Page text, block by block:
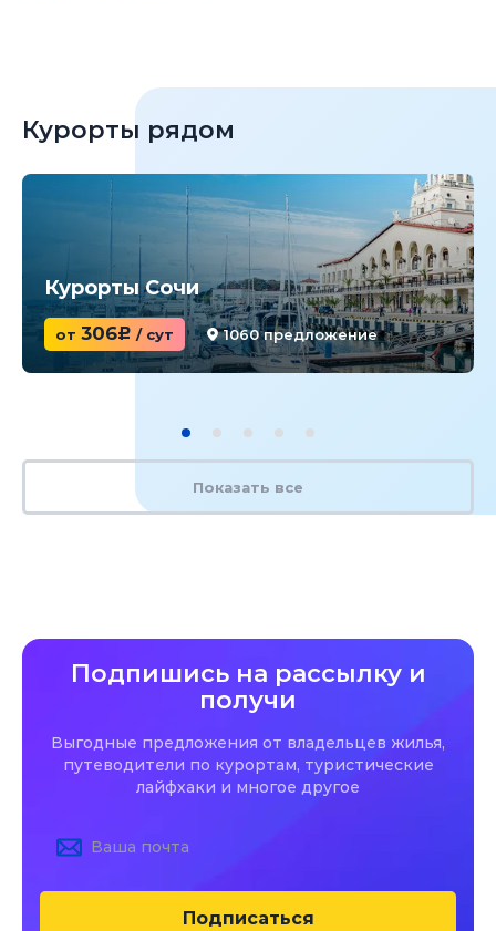
Курорты рядом
Курорты Сочи
от 306c / сут 1060 предложение
Показать все
Подпишись на рассылку и
получи
Выгодные предложения от владельцев жилья,
путеводители по курортам, туристические
лайфхаки и многое другое
Подписаться